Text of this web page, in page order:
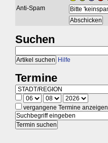
Anti-Spam
Suchen
Hilfe
Termine
vergangene Termine anzeigen